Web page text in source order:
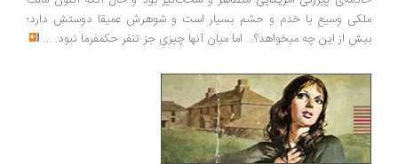
ملکی وسیع با خدم و حشم بسیار است و شوهرش عمیقا دوستش دارد؛
بیش از این چه می­خواهد؟... اما میان آنها چیزی جز تنفر حکم­فرما نبود. ...